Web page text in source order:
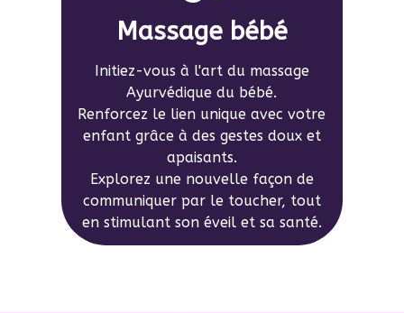
Massage bébé
Initiez-vous à l'art du massage
Ayurvédique du bébé.
Renforcez le lien unique avec votre
enfant grâce à des gestes doux et
apaisants.
Explorez une nouvelle façon de
communiquer par le toucher, tout
en stimulant son éveil et sa santé.